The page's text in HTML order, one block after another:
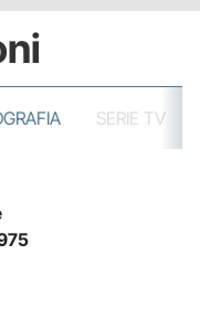
SERIE TV